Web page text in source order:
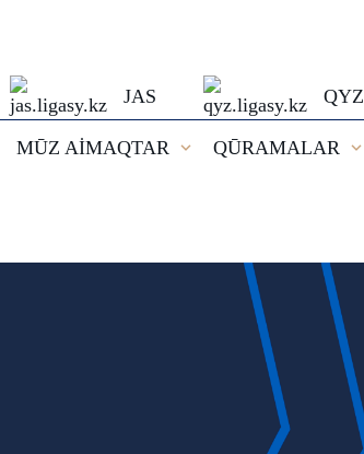
JAS QYZ
MŪZ AİMAQTAR QŪRAMALAR